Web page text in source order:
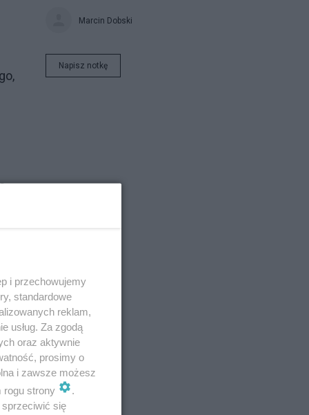
Marcin Dobski
Napisz notkę
i przechowujemy
standardowe
reklam,
usług. Za zgodą
oraz aktywnie
prosimy o
i zawsze możesz
rogu strony
.
się